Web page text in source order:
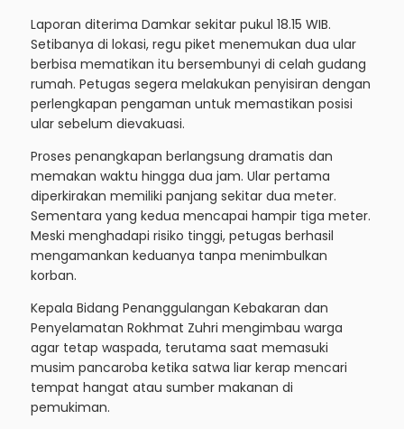
Laporan diterima Damkar sekitar pukul 18.15 WIB.
Setibanya di lokasi, regu piket menemukan dua ular
berbisa mematikan itu bersembunyi di celah gudang
rumah. Petugas segera melakukan penyisiran dengan
perlengkapan pengaman untuk memastikan posisi
ular sebelum dievakuasi.
Proses penangkapan berlangsung dramatis dan
memakan waktu hingga dua jam. Ular pertama
diperkirakan memiliki panjang sekitar dua meter.
Sementara yang kedua mencapai hampir tiga meter.
Meski menghadapi risiko tinggi, petugas berhasil
mengamankan keduanya tanpa menimbulkan
korban.
Kepala Bidang Penanggulangan Kebakaran dan
Penyelamatan Rokhmat Zuhri mengimbau warga
agar tetap waspada, terutama saat memasuki
musim pancaroba ketika satwa liar kerap mencari
tempat hangat atau sumber makanan di
pemukiman.